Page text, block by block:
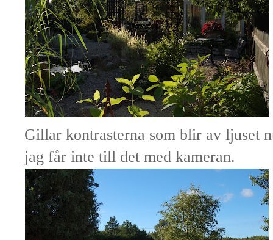
Gillar kontrasterna som blir av ljuset
jag får inte till det med kameran.